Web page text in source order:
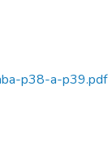
p38-a-p39.pdf